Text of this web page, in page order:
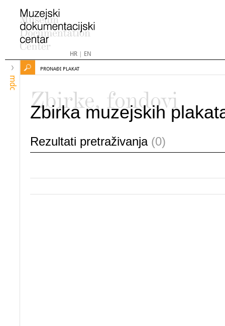
HR| EN
mdc
PRONAĐI PLAKAT
Zbirke, fondovi
Zbirka muzejskih
Rezultati pretraživanja (0)